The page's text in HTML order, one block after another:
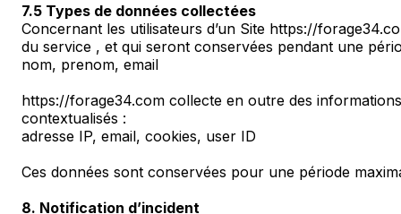
7.5 Types de données collectées
Concernant les utilisateurs d’un Site https://
du service , et qui seront conservées pendant une
nom, prenom, email
https://forage34.com collecte en outre des
contextualisés :
adresse IP, email, cookies, user ID
Ces données sont conservées pour une période
8. Notification d’incident